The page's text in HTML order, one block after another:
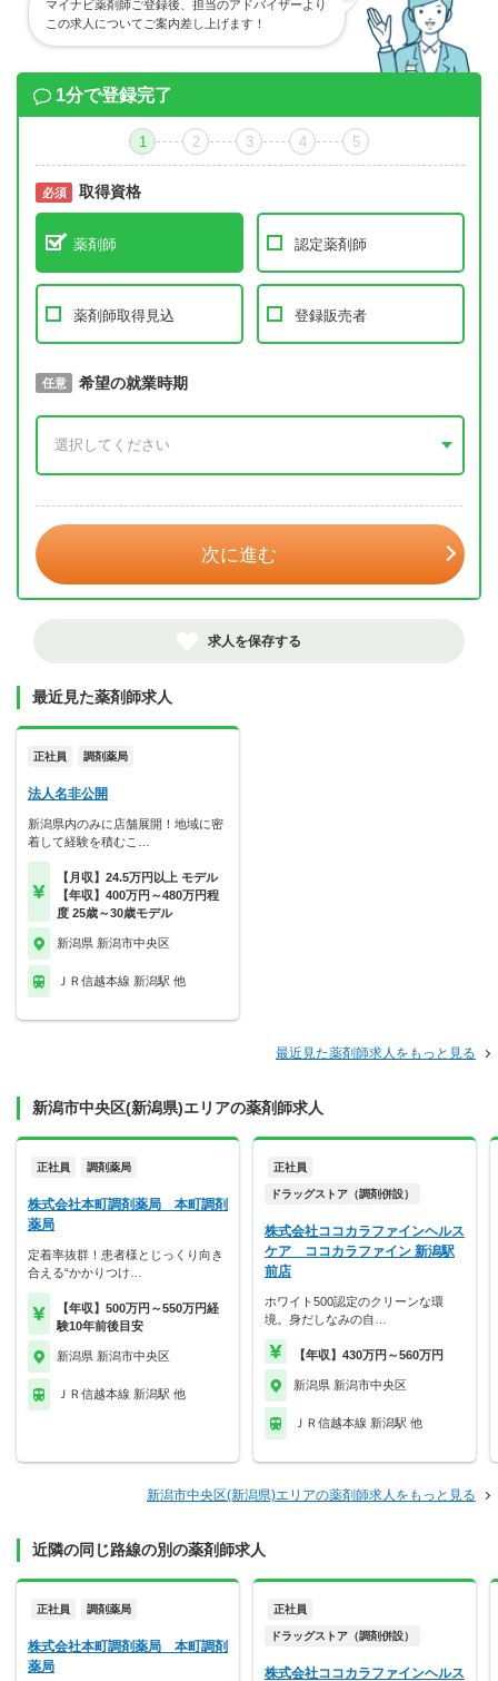
マイナビ薬剤師ご登録後、担当のアドバイザーより
この求人についてご案内差し上げます！
1分で登録完了
1 2 3 4 5
必須 取得資格
薬剤師 認定薬剤師
薬剤師取得見込 登録販売者
必須 取得予定年
任意 希望の就業時期
次に進む
求人を保存する
最近見た薬剤師求人
正社員 調剤薬局
法人名非公開
新潟県内のみに店舗展開！地域に密
着して経験を積むこ…
【月収】24.5万円以上 モデル
【年収】400万円～480万円程
度 25歳～30歳モデル
新潟県 新潟市中央区
ＪＲ信越本線 新潟駅 他
最近見た薬剤師求人をもっと見る
新潟市中央区(新潟県)エリアの薬剤師求人
正社員 調剤薬局
株式会社本町調剤薬局 本町調剤
薬局
定着率抜群！患者様とじっくり向き
合える“かかりつけ…
【年収】500万円～550万円経
験10年前後目安
新潟県 新潟市中央区
ＪＲ信越本線 新潟駅 他
正社員
ドラッグストア（調剤併設）
株式会社ココカラファインヘルス
ケア ココカラファイン 新潟駅
前店
ホワイト500認定のクリーンな環
境。身だしなみの自…
【年収】430万円～560万円
新潟県 新潟市中央区
ＪＲ信越本線 新潟駅 他
新潟市中央区(新潟県)エリアの薬剤師求人をもっと見る
近隣の同じ路線の別の薬剤師求人
正社員 調剤薬局
株式会社本町調剤薬局 本町調剤
薬局
正社員
ドラッグストア（調剤併設）
株式会社ココカラファインヘルス